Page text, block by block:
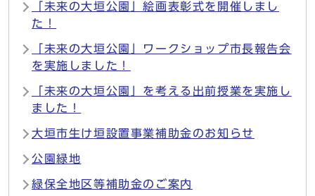
「未来の大垣公園」絵画表彰式を開催しまし
た！
「未来の大垣公園」ワークショップ市長報告会
を実施しました！
「未来の大垣公園」を考える出前授業を実施し
ました！
大垣市生け垣設置事業補助金のお知らせ
公園緑地
緑保全地区等補助金のご案内